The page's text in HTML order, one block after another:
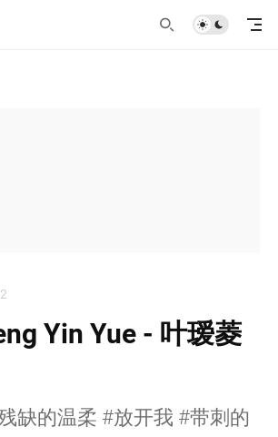
Yin Yue - 叶瑷菱
缺的温柔 #放开我 #带刺的